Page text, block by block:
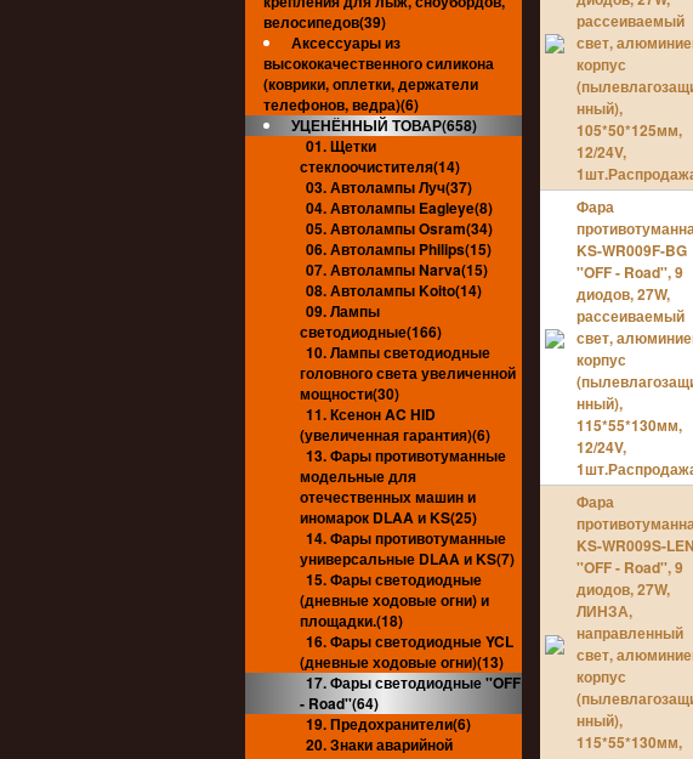
велосипедов(39)
Аксессуары из
высококачественного силикона
(коврики, оплетки, держатели
телефонов, ведра)(6)
УЦЕНЁННЫЙ ТОВАР(658)
01. Щетки
стеклоочистителя(14)
03. Автолампы Луч(37)
04. Автолампы Eagleye(8)
05. Автолампы Osram(34)
06. Автолампы Philips(15)
07. Автолампы Narva(15)
08. Автолампы Koito(14)
09. Лампы
светодиодные(166)
10. Лампы светодиодные
головного света увеличенной
мощности(30)
11. Ксенон AC HID
(увеличенная гарантия)(6)
13. Фары противотуманные
модельные для
отечественных машин и
иномарок DLAA и KS(25)
14. Фары противотуманные
универсальные DLAA и KS(7)
15. Фары светодиодные
(дневные ходовые огни) и
площадки.(18)
16. Фары светодиодные YCL
(дневные ходовые огни)(13)
17. Фары светодиодные ''OFF
- Road''(64)
19. Предохранители(6)
20. Знаки аварийной
УЦЕНЁННЫЙ
http://
УЦЕНЁННЫЙ
УЦЕНЁННЫЙ
УЦЕНЁННЫЙ
http://
http://
рассеиваемый
свет,
корпус
нный),
105*50*125мм,
12/24V,
Фара
KS-WR009F-BG
''OFF - Road'', 9
диодов, 27W,
рассеиваемый
свет,
корпус
нный),
115*55*130мм,
12/24V,
Фара
KS-WR009S-
''OFF - Road'', 9
диодов, 27W,
ЛИНЗА,
направленный
свет,
корпус
нный),
115*55*130мм,